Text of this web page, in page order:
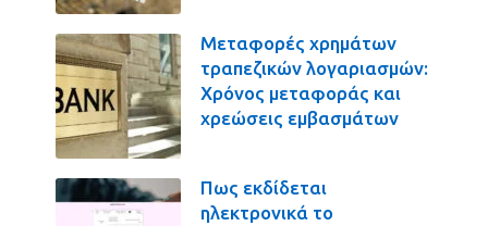
Μεταφορές χρημάτων
τραπεζικών λογαριασμών:
Χρόνος μεταφοράς και
χρεώσεις εμβασμάτων
Πως εκδίδεται
ηλεκτρονικά το